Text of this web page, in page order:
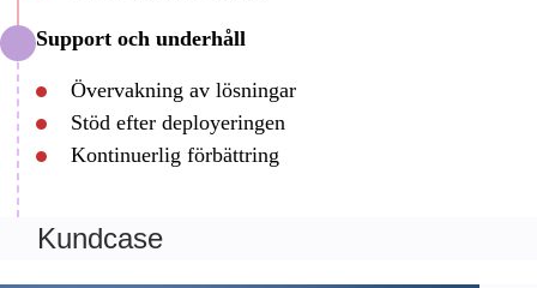
Support och underhåll
Övervakning av lösningar
Stöd efter deployeringen
Kontinuerlig förbättring
Kundcase